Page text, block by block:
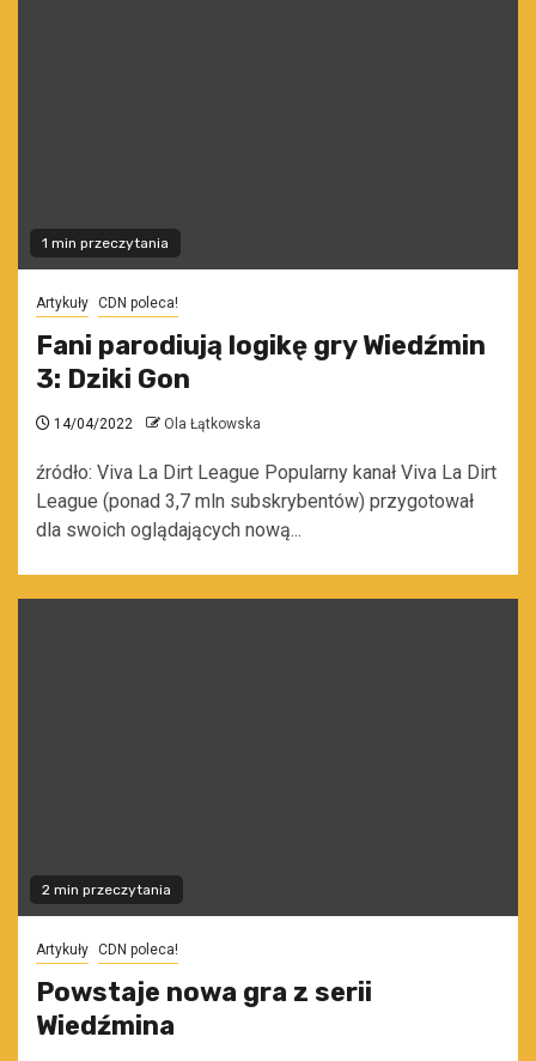
1 min przeczytania
Artykuły CDN poleca!
Fani parodiują logikę gry Wiedźmin
3: Dziki Gon
14/04/2022 Ola Łątkowska
źródło: Viva La Dirt League Popularny kanał Viva La Dirt
League (ponad 3,7 mln subskrybentów) przygotował
dla swoich oglądających nową...
2 min przeczytania
Artykuły CDN poleca!
Powstaje nowa gra z serii
Wiedźmina